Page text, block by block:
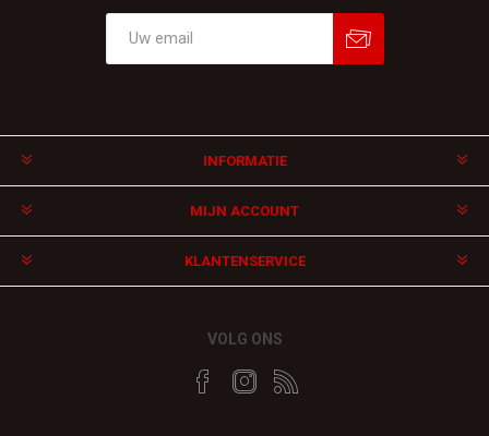
INFORMATIE
MIJN ACCOUNT
KLANTENSERVICE
VOLG ONS